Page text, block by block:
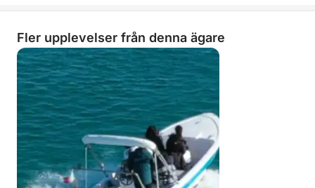
Fler upplevelser från denna ägare